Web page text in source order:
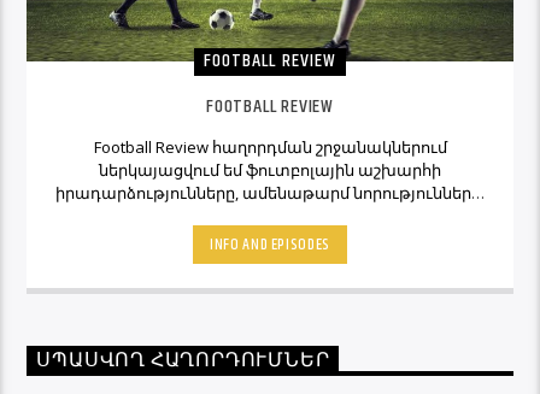
FOOTBALL REVIEW
FOOTBALL REVIEW
Football Review հաղորդման շրջանակներում
ներկայացվում եմ ֆուտբոլային աշխարհի
իրադարձությունները, ամենաթարմ նորությունները,
տեսակետները։ Հետևեք Լավագույնի եթերին եւ
Ֆուտբոլ Ռիվյու հաղորդաշարի միջոցով մշտապես
կլինեք ֆուտբոլային աշխարհի կիզակետում։
INFO AND EPISODES
ՍՊԱՍՎՈՂ ՀԱՂՈՐԴՈՒՄՆԵՐ